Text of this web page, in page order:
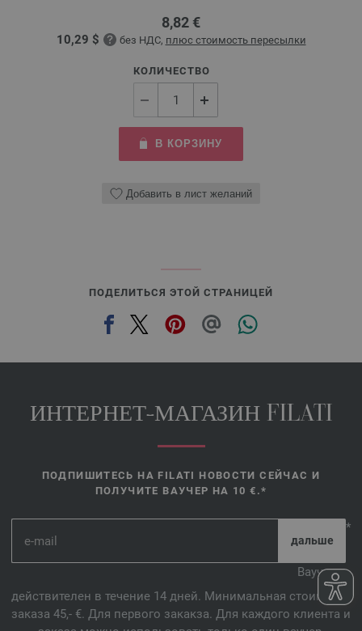
8,82 €
10,29 $ без НДС, плюс стоимость пересылки
КОЛИЧЕСТВО
В КОРЗИНУ
Добавить в лист желаний
ПОДЕЛИТЬСЯ ЭТОЙ СТРАНИЦЕЙ
ИНТЕРНЕТ-МАГАЗИН FILATI
ПОДПИШИТЕСЬ НА FILATI НОВОСТИ СЕЙЧАС И
ПОЛУЧИТЕ ВАУЧЕР НА 10 €.*
*
Ваучер
действителен в течение 14 дней. Минимальная стоимость
заказа 45,- €. Для первого закакза. Для каждого клиента и